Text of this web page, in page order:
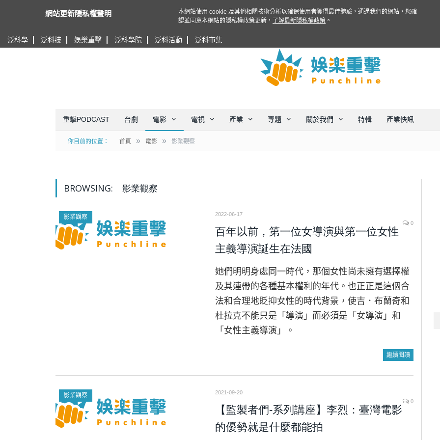
泛科學 泛科技 娛樂重擊 泛科學院 泛科活動 泛科市集
重擊PODCAST 台劇 電影 電視 產業 專題 關於我們 特輯 產業快訊
你目前的位置： 首頁 » 電影 » 影業觀察
BROWSING: 影業觀察
影業觀察
2022-06-17
0
百年以前，第一位女導演與第一位女性
主義導演誕生在法國
她們明明身處同一時代，那個女性尚未擁有選擇權
及其連帶的各種基本權利的年代。也正正是這個合
法和合理地貶抑女性的時代背景，使吉．布蘭奇和
杜拉克不能只是「導演」而必須是「女導演」和
「女性主義導演」。
繼續閱讀
影業觀察
2021-09-20
0
【監製者們-系列講座】李烈：臺灣電影
的優勢就是什麼都能拍
網站更新隱私權聲明
本網站使用 cookie 及其他相關技術分析以確保使用者獲得最佳體驗，通過我們的網站，您確
認並同意本網站的隱私權政策更新，
了解最新隱私權政策 。